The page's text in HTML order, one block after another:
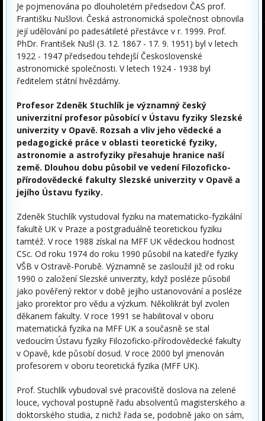
Je pojmenována po dlouholetém předsedovi ČAS prof.
Františku Nušlovi. Česká astronomická společnost obnovila
její udělování po padesátileté přestávce v r. 1999. Prof.
PhDr. František Nušl (3. 12. 1867 - 17. 9. 1951) byl v letech
1922 - 1947 předsedou tehdejší Československé
astronomické společnosti. V letech 1924 - 1938 byl
ředitelem státní hvězdárny.
Profesor Zdeněk Stuchlík je významný český
univerzitní profesor působící v Ústavu fyziky Slezské
univerzity v Opavě. Rozsah a vliv jeho vědecké a
pedagogické práce v oblasti teoretické fyziky,
astronomie a astrofyziky přesahuje hranice naší
země. Dlouhou dobu působil ve vedení Filozoficko-
přírodovědecké fakulty Slezské univerzity v Opavě a
jejího Ústavu fyziky.
Zdeněk Stuchlík vystudoval fyziku na matematicko-fyzikální
fakultě UK v Praze a postgraduálně teoretickou fyziku
tamtéž. V roce 1988 získal na MFF UK vědeckou hodnost
CSc. Od roku 1974 do roku 1990 působil na katedře fyziky
VŠB v Ostravě-Porubě. Významně se zasloužil již od roku
1990 o založení Slezské univerzity, když posléze působil
jako pověřený rektor v době jejího ustanovování a posléze
jako prorektor pro vědu a výzkum. Několikrát byl zvolen
děkanem fakulty. V roce 1991 se habilitoval v oboru
matematická fyzika na MFF UK a současně se stal
vedoucím Ústavu fyziky Filozoficko-přírodovědecké fakulty
v Opavě, kde působí dosud. V roce 2000 byl jmenován
profesorem v oboru teoretická fyzika (MFF UK).
Prof. Stuchlík vybudoval své pracoviště doslova na zelené
louce, vychoval postupně řadu absolventů magisterského a
doktorského studia, z nichž řada se, podobně jako on sám,